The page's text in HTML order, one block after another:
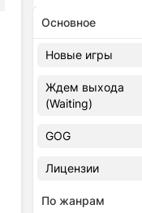
Ghost of
2024
Ghost of
Основное
Новые игры
Ждем выхода
(Waiting)
GOG
Лицензии
По жанрам